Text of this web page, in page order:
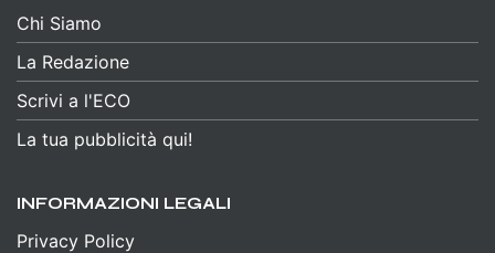
Chi Siamo
La Redazione
Scrivi a l'ECO
La tua pubblicità qui!
INFORMAZIONI LEGALI
Privacy Policy